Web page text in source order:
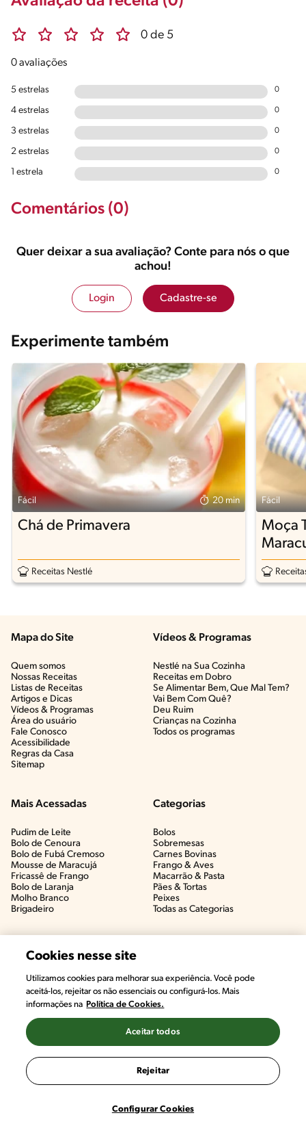
0 de 5
0 avaliações
5 estrelas 0
4 estrelas 0
3 estrelas 0
2 estrelas 0
1 estrela 0
Comentários (0)
Quer deixar a sua avaliação? Conte para nós o que
achou!
Login Cadastre-se
Experimente também
Fácil 20 min
Chá de Primavera
Receitas Nestlé
Fácil
Moça
Mapa do Site
Quem somos
Nossas Receitas
Listas de Receitas​
Artigos e Dicas​
Vídeos & Programas​
Área do usuário
Fale Conosco
Acessibilidade
Regras da Casa
Sitemap
Vídeos & Programas​
Nestlé na Sua Cozinha
Receitas em Dobro
Se Alimentar Bem, Que Mal Tem?​
Vai Bem Com Quê?​
Deu Ruim​
Crianças na Cozinha​
Todos os programas
Mais Acessadas
Pudim de Leite
Bolo de Cenoura
Bolo de Fubá Cremoso
Mousse de Maracujá
Fricassê de Frango
Bolo de Laranja
Molho Branco
Brigadeiro
Categorias
Bolos
Sobremesas
Carnes Bovinas​
Frango & Aves​
Macarrão & Pasta​
Pães & Tortas​
Peixes
Todas as Categorias
Cookies nesse site
Utilizamos cookies para melhorar sua experiência. Você pode
aceitá-los, rejeitar os não essenciais ou configurá-los. Mais
informações na Política de Cookies.
Configurar Cookies
Rejeitar
Aceitar todos